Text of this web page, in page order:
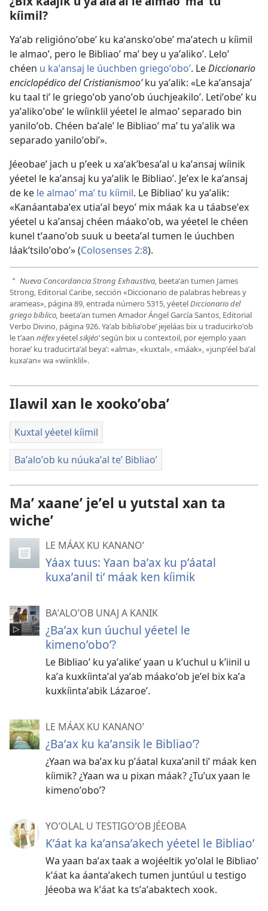
kíimil?
Yaʼab religiónoʼobeʼ ku kaʼanskoʼobeʼ maʼatech u kíimil
le almaoʼ, pero le Bibliaoʼ maʼ bey u yaʼalikoʼ. Leloʼ
chéen u kaʼansaj le úuchben griegoʼoboʼ. LeDiccionario
enciclopédico del Cristianismooʼku yaʼalik: «Le kaʼansajaʼ
ku taal tiʼ le griegoʼob yanoʼob úuchjeakiloʼ. Letiʼobeʼ ku
yaʼalikoʼobeʼ le wíinklil yéetel le almaoʼ separado bin
yaniloʼob. Chéen baʼaleʼ le Bibliaoʼ maʼ tu yaʼalik wa
separado yaniloʼobiʼ».
Jéeobaeʼ jach u pʼeek u xaʼakʼbesaʼal u kaʼansaj wíinik
yéetel le kaʼansaj ku yaʼalik le Bibliaoʼ. Jeʼex le kaʼansaj
de ke le almaoʼ maʼ tu kíimil. Le Bibliaoʼ ku yaʼalik:
«Kanáantabaʼex utiaʼal beyoʼ mix máak ka u táabseʼex
yéetel u kaʼansaj chéen máakoʼob, wa yéetel le chéen
kunel tʼaanoʼob suuk u beetaʼal tumen le úuchben
láakʼtsiloʼoboʼ» (Colosenses 2:8).
a Nueva Concordancia Strong Exhaustiva, beetaʼan tumen James
Strong, Editorial Caribe, sección «Diccionario de palabras hebreas y
arameas», página 89, entrada número 5315, yéetelDiccionario del
griego bíblico, beetaʼan tumen Amador Ángel García Santos, Editorial
Verbo Divino, página 926. Yaʼab bibliaʼobeʼ jejeláas bix u traducirkoʼob
le tʼaan néfexyéetelsikjéoʼsegún bix u contextoil, por ejemplo yaan
horaeʼ ku traducirtaʼal beyaʼ: «alma», «kuxtal», «máak», «junpʼéel baʼal
kuxaʼan» wa «wíinklil».
Ilawil xan le xookoʼobaʼ
Kuxtal yéetel kíimil
Baʼaloʼob ku núukaʼal teʼ Bibliaoʼ
Maʼ xaaneʼ jeʼel u yutstal xan ta
wicheʼ
LE MÁAX KU KANANOʼ
Yáax tuus: Yaan baʼax ku pʼáatal
kuxaʼanil tiʼ máak ken kíimik
BAʼALOʼOB UNAJ A KANIK
¿Baʼax kun úuchul yéetel le
kimenoʼoboʼ?
Le Bibliaoʼ ku yaʼalikeʼ yaan u kʼuchul u kʼiinil u
kaʼa kuxkíintaʼal yaʼab máakoʼob jeʼel bix kaʼa
kuxkíintaʼabik Lázaroeʼ.
LE MÁAX KU KANANOʼ
¿Baʼax ku kaʼansik le Bibliaoʼ?
¿Yaan wa baʼax ku pʼáatal kuxaʼanil tiʼ máak ken
kíimik? ¿Yaan wa u pixan máak? ¿Tuʼux yaan le
kimenoʼoboʼ?
YOʼOLAL U TESTIGOʼOB JÉEOBA
Kʼáat ka kaʼansaʼakech yéetel le Bibliaoʼ
Wa yaan baʼax taak a wojéeltik yoʼolal le Bibliaoʼ
kʼáat ka áantaʼakech tumen juntúul u testigo
Jéeoba wa kʼáat ka tsʼaʼabaktech xook.